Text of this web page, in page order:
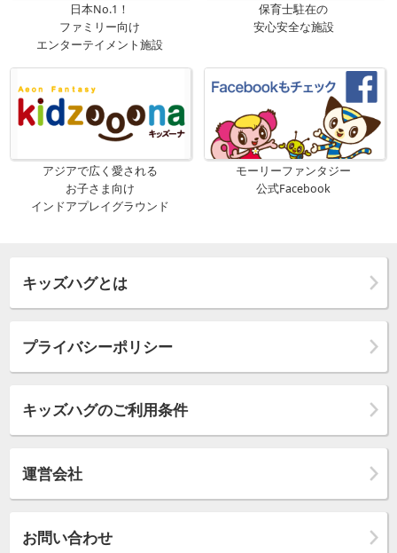
日本No.1！
ファミリー向け
エンターテイメント施設
保育士駐在の
安心安全な施設
アジアで広く愛される
お子さま向け
インドアプレイグラウンド
モーリーファンタジー
公式Facebook
キッズハグとは
プライバシーポリシー
キッズハグのご利用条件
運営会社
お問い合わせ